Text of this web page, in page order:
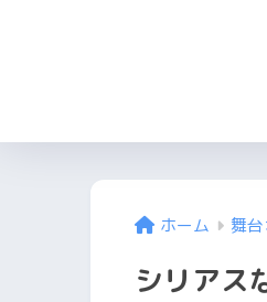
ホーム 舞
シリアス